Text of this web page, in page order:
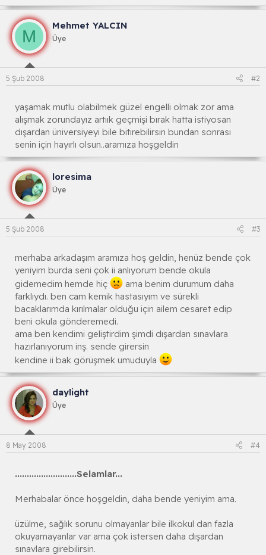
M
Mehmet YALCIN
Üye
5 Şub 2008 #2
yaşamak mutlu olabilmek güzel engelli olmak zor ama
alışmak zorundayız artıık geçmişi bırak hatta istiyosan
dışardan üniversiyeyi bile bitirebilirsin bundan sonrası
senin için hayırlı olsun..aramıza hoşgeldin
loresima
Üye
5 Şub 2008 #3
merhaba arkadaşım aramıza hoş geldin, henüz bende çok
yeniyim burda seni çok ii anlıyorum bende okula
gidemedim hemde hiç
ama benim durumum daha
farklıydı. ben cam kemik hastasıyım ve sürekli
bacaklarımda kırılmalar olduğu için ailem cesaret edip
beni okula gönderemedi.
ama ben kendimi geliştirdim şimdi dışardan sınavlara
hazırlanıyorum inş. sende girersin
kendine ii bak görüşmek umuduyla
daylight
Üye
8 May 2008 #4
..........................Selamlar...
Merhabalar önce hoşgeldin, daha bende yeniyim ama.
üzülme, sağlık sorunu olmayanlar bile ilkokul dan fazla
okuyamayanlar var ama çok istersen daha dışardan
sınavlara girebilirsin.